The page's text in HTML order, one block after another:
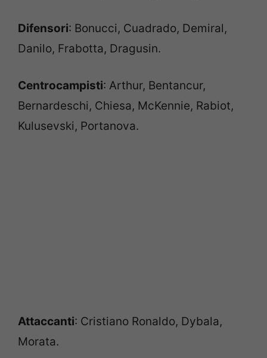
Difensori: Bonucci, Cuadrado, Demiral,
Danilo, Frabotta, Dragusin.
Centrocampisti: Arthur, Bentancur,
Bernardeschi, Chiesa, McKennie, Rabiot,
Kulusevski, Portanova.
Attaccanti: Cristiano Ronaldo, Dybala,
Morata.